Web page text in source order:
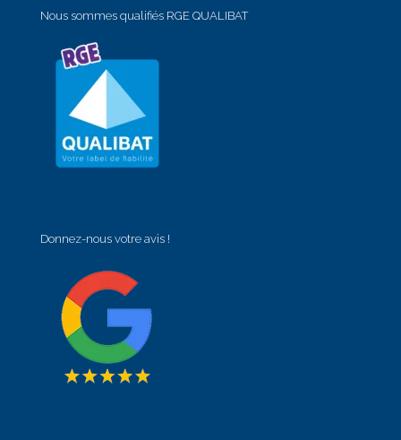
Nous sommes qualifiés RGE QUALIBAT
Donnez-nous votre avis !